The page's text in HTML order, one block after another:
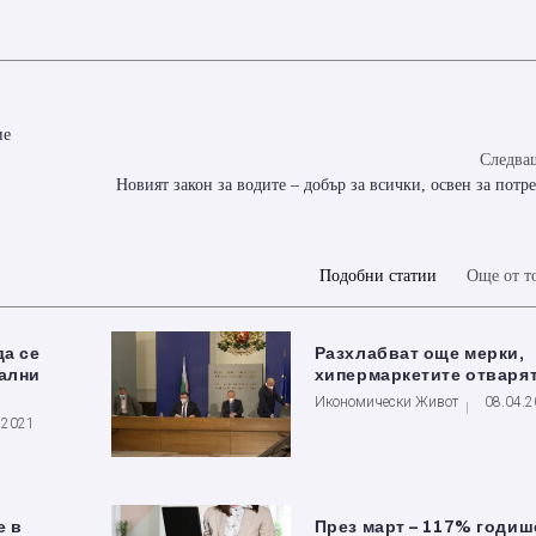
Новият закон за водите – добър за всички, освен за
Подобни статии Още от
се
Разхлабват още мерки,
хипермаркетите
Икономически Живот
в През март – 117%